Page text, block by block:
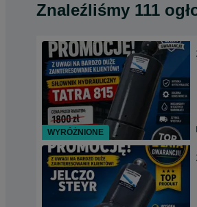
Znaleźliśmy 111
WYRÓŻNIONE